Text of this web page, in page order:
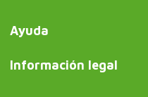
Ayuda
Información legal